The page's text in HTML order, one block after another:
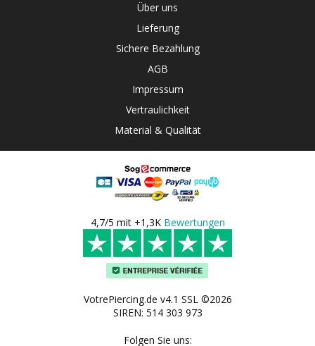
Über uns
Lieferung
Sichere Bezahlung
AGB
Impressum
Vertraulichkeit
Material & Qualität
4,7/5 mit +1,3K Bewertungen
VotrePiercing.de v4.1 SSL ©2026
SIREN: 514 303 973
Folgen Sie uns: